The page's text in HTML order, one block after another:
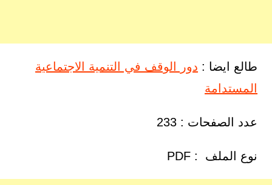
طالع ايضا : دور الوقف في التنمية الاجتماعية
المستدامة
عدد الصفحات : 233
نوع الملف : PDF